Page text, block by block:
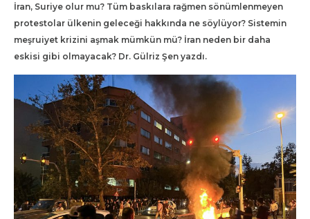
İran, Suriye olur mu? Tüm baskılara rağmen sönümlenmeyen
protestolar ülkenin geleceği hakkında ne söylüyor? Sistemin
meşruiyet krizini aşmak mümkün mü? İran neden bir daha
eskisi gibi olmayacak? Dr. Gülriz Şen yazdı.